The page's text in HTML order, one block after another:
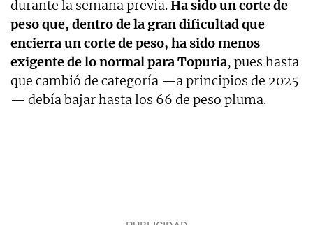
durante la semana previa.Ha sido un corte de
peso que, dentro de la gran dificultad que
encierra un corte de peso, ha sido menos
exigente de lo normal para Topuria, pues hasta
que cambió de categoría —a principios de 2025
— debía bajar hasta los 66 de peso pluma.